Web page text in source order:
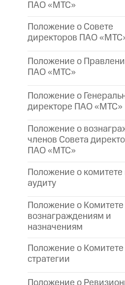
ПАО «МТС»
Положение о Совете
директоров ПАО
Положение о
ПАО «МТС»
Положение о
директоре ПАО «МТС»
Положение о
членов Совета
ПАО «МТС»
Положение о комитете
аудиту
Положение о
вознаграждениям и
назначениям
Положение о
стратегии